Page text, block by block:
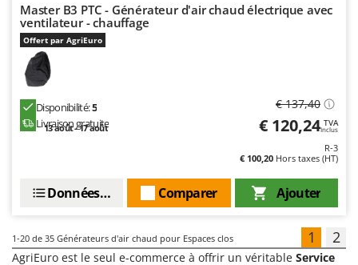
Master B3 PTC - Générateur d'air chaud électrique avec
ventilateur - chauffage
Offert par AgriEuro
Disponibilité:5
Livraison gratuite
13 août - 17 août
€ 137,40
€ 120,24 TVA
Inclus
R-3
€ 100,20 Hors taxes (HT)
Ajouter
Comparer
Données techniques
1-20 de 35 Générateurs d'air chaud pour Espaces clos 1 2
AgriEuro est le seul e-commerce à offrir un véritable Service